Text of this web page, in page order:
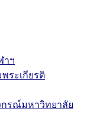
าฯ
ระเกียรติ
กรณ์มหาวิทยาลัย